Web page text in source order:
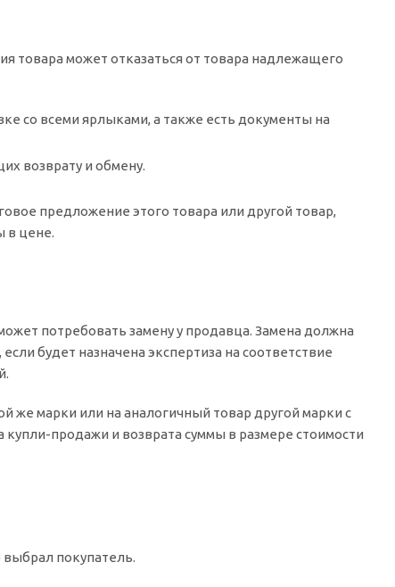
товара может отказаться от товара надлежащего
со всеми ярлыками, а также есть документы на
возврату и обмену.
предложение этого товара или другой товар,
в цене.
потребовать замену у продавца. Замена должна
будет назначена экспертиза на соответствие
же марки или на аналогичный товар другой марки с
продажи и возврата суммы в размере стоимости
покупатель.